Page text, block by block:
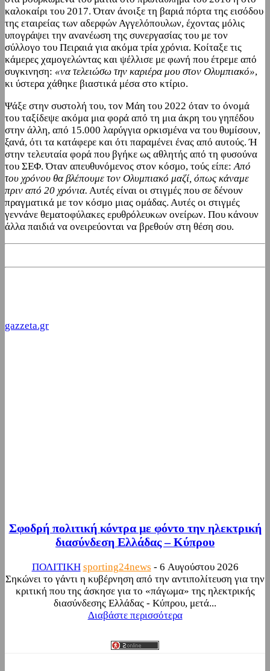
καλοκαίρι του 2017. Όταν άνοιξε τη βαριά πόρτα της εισόδου
της εταιρείας των αδερφών Αγγελόπουλων, έχοντας μόλις
υπογράψει την ανανέωση της συνεργασίας του με τον
σύλλογο του Πειραιά για ακόμα τρία χρόνια. Κοίταξε τις
κάμερες χαμογελώντας και ψέλλισε με φωνή που έτρεμε από
συγκινηση: «να τελειώσω την καριέρα μου στον Ολυμπιακό»,
κι ύστερα χάθηκε βιαστικά μέσα στο κτίριο.
Ψάξε στην συστολή του, τον Μάη του 2022 όταν το όνομά
του ταξίδεψε ακόμα μια φορά από τη μια άκρη του γηπέδου
στην άλλη, από 15.000 λαρύγγια ορκισμένα να του θυμίσουν,
ξανά, ότι τα κατάφερε και ότι παραμένει ένας από αυτούς. Ή
στην τελευταία φορά που βγήκε ως αθλητής από τη φυσούνα
του ΣΕΦ. Όταν απευθυνόμενος στον κόσμο, τούς είπε: Από
του χρόνου θα βλέπουμε τον Ολυμπιακό μαζί, όπως κάναμε
πριν από 20 χρόνια. Αυτές είναι οι στιγμές που σε δένουν
πραγματικά με τον κόσμο μιας ομάδας. Αυτές οι στιγμές
γεννάνε θεματοφύλακες ερυθρόλευκων ονείρων. Που κάνουν
άλλα παιδιά να ονειρεύονται να βρεθούν στη θέση σου.
gazzeta.gr
Σφοδρή πολιτική κόντρα με φόντο την ηλεκτρική
διασύνδεση Ελλάδας – Κύπρου
ΠΟΛΙΤΙΚΗ sporting24news - 6 Αυγούστου 2026
Σηκώνει το γάντι η κυβέρνηση από την αντιπολίτευση για την
κριτική που της άσκησε για το «πάγωμα» της ηλεκτρικής
διασύνδεσης Ελλάδας - Κύπρου, μετά...
Διαβάστε περισσότερα